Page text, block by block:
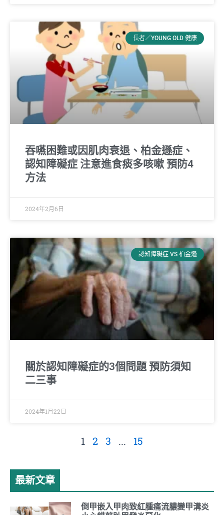
長者／YOUNG OLD 健康
吞嚥困難或因肌肉衰退、柏金遜症、
認知障礙症 注意進食痰多咳嗽 預防4
方法
2024年2月6日
認知障礙症 VS 柏金遜
關於認知障礙症的3個問題 預防須知
二三事
2024年1月22日
1 2 3 ... 15
最新文章
倒甲嵌入甲肉致紅腫痛流膿變甲溝炎